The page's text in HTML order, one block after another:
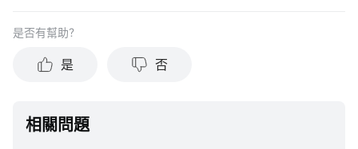
是否有幫助？
是 否
相關問題